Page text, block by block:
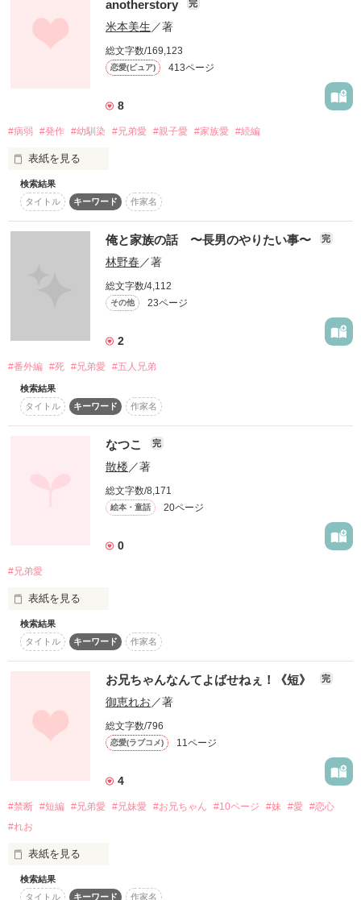
時代を飛び越えて
再び絆で結ばれた
・2011年10月27日〜
-つかもと あき-
-みずこし はるき-
｢俺が守るから…｣
このお話は私のお話。
学校や建物の名前は
変えさせていただきました。
作品を読む
anotherstory 完
米本美生／著
総文字数/169,123
恋愛(ピュア) 413ページ
8
#病弱 #発作 #幼馴染 #兄弟愛 #親子愛 #家族愛 #続編
表紙を見る
続編です。
本編から読んだ方が
わかりやすいです
もう１つのカップルは何をしていた？
萌×樹
思いがけない再会！？
何故病弱男子と幼馴染を嫌う？
黒岩×？
第４章
何故イケメン３兄弟は
末の弟を大事にする？
そして
名前に込められた想いとは？
幼馴染同士の恋愛
親子愛
家族愛
兄弟愛
検索結果
タイトル
キーワード 作家名
俺と家族の話 〜長男のやりたい事〜 完
林野春 ／著
総文字数/4,112
その他 23ページ
2
#番外編 #死 #兄弟愛 #五人兄弟
検索結果
タイトル
キーワード 作家名
なつこ 完
散楼 ／著
総文字数/8,171
絵本・童話 20ページ
0
#兄弟愛
表紙を見る
兄妹って、いいよね。
作品を読む
検索結果
タイトル
キーワード 作家名
お兄ちゃんなんてよばせねぇ！《短》 完
御恵れお ／著
総文字数/796
恋愛(ラブコメ) 11ページ
4
#禁断 #短編 #兄弟愛 #兄妹愛 #お兄ちゃん #10ページ #妹 #愛
#恋心
#れお
表紙を見る
高校３年、椿家の長男
検索結果
タイトル
キーワード 作家名